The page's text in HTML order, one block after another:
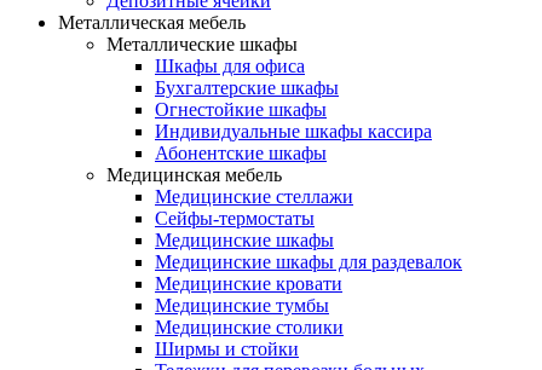
Металлическая мебель
Металлические шкафы
Шкафы для офиса
Бухгалтерские шкафы
Огнестойкие шкафы
Индивидуальные шкафы кассира
Абонентские шкафы
Медицинская мебель
Медицинские стеллажи
Сейфы-термостаты
Медицинские шкафы
Медицинские шкафы для раздевалок
Медицинские кровати
Медицинские тумбы
Медицинские столики
Ширмы и стойки